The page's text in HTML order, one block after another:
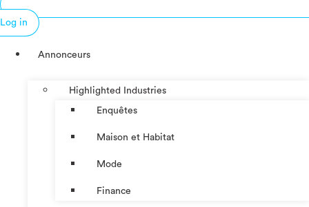
Log in
Annonceurs
Highlighted Industries
Enquêtes
Maison et Habitat
Mode
Finance